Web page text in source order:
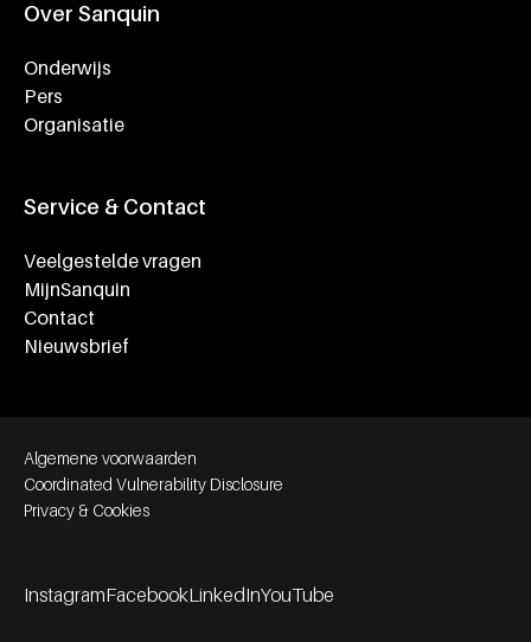
Over Sanquin
Onderwijs
Pers
Organisatie
Service & Contact
Veelgestelde vragen
MijnSanquin
Contact
Nieuwsbrief
Footer bottom navigation
Algemene voorwaarden
Coordinated Vulnerability Disclosure
Privacy & Cookies
InstagramFacebookLinkedInYouTube